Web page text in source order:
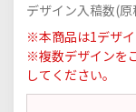
デザイン入稿数(原
※本商品は1デザイ
※複数デザインを
してください。